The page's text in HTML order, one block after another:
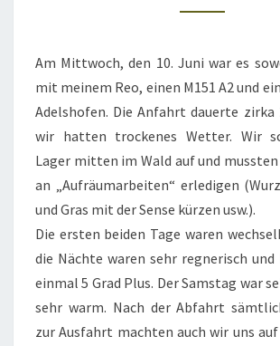
Am Mittwoch, den 10. Juni war es
mit meinem Reo, einen M151 A2 und
Adelshofen. Die Anfahrt dauerte zirka
wir hatten trockenes Wetter. Wir
Lager mitten im Wald auf und
an „Aufräumarbeiten“ erledigen
und Gras mit der Sense kürzen usw.).
Die ersten beiden Tage waren
die Nächte waren sehr regnerisch
einmal 5 Grad Plus. Der Samstag war
sehr warm. Nach der Abfahrt
zur Ausfahrt machten auch wir uns auf